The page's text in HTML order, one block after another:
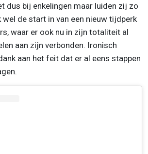
dus bij enkelingen maar luiden zij zo
de start in van een nieuw tijdperk
waar er ook nu in zijn totaliteit al
aan zijn verbonden. Ironisch
aan het feit dat er al eens stappen